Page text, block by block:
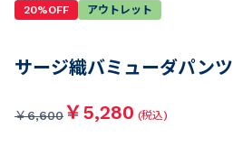
20%OFF
アウトレット
サージ織バミューダパンツ
￥6,600￥5,280 (税込)